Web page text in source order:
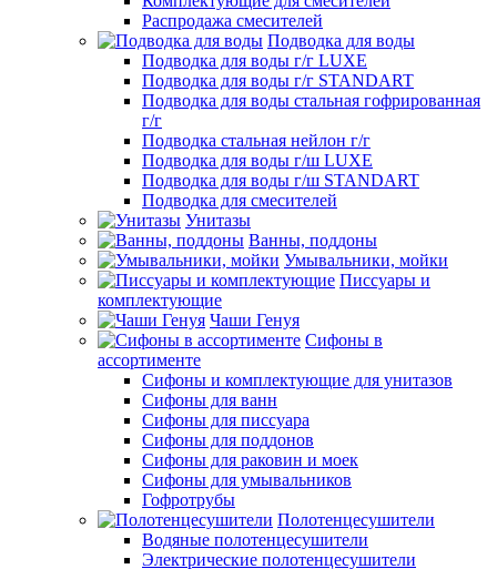
Распродажа смесителей
Подводка для воды
Подводка для воды г/г LUXE
Подводка для воды г/г STANDART
Подводка для воды стальная гофрированная
г/г
Подводка стальная нейлон г/г
Подводка для воды г/ш LUXE
Подводка для воды г/ш STANDART
Подводка для смесителей
Унитазы
Ванны, поддоны
Умывальники, мойки
Писсуары и
комплектующие
Чаши Генуя
Сифоны в
ассортименте
Сифоны и комплектующие для унитазов
Сифоны для ванн
Сифоны для писсуара
Сифоны для поддонов
Сифоны для раковин и моек
Сифоны для умывальников
Гофротрубы
Полотенцесушители
Водяные полотенцесушители
Электрические полотенцесушители